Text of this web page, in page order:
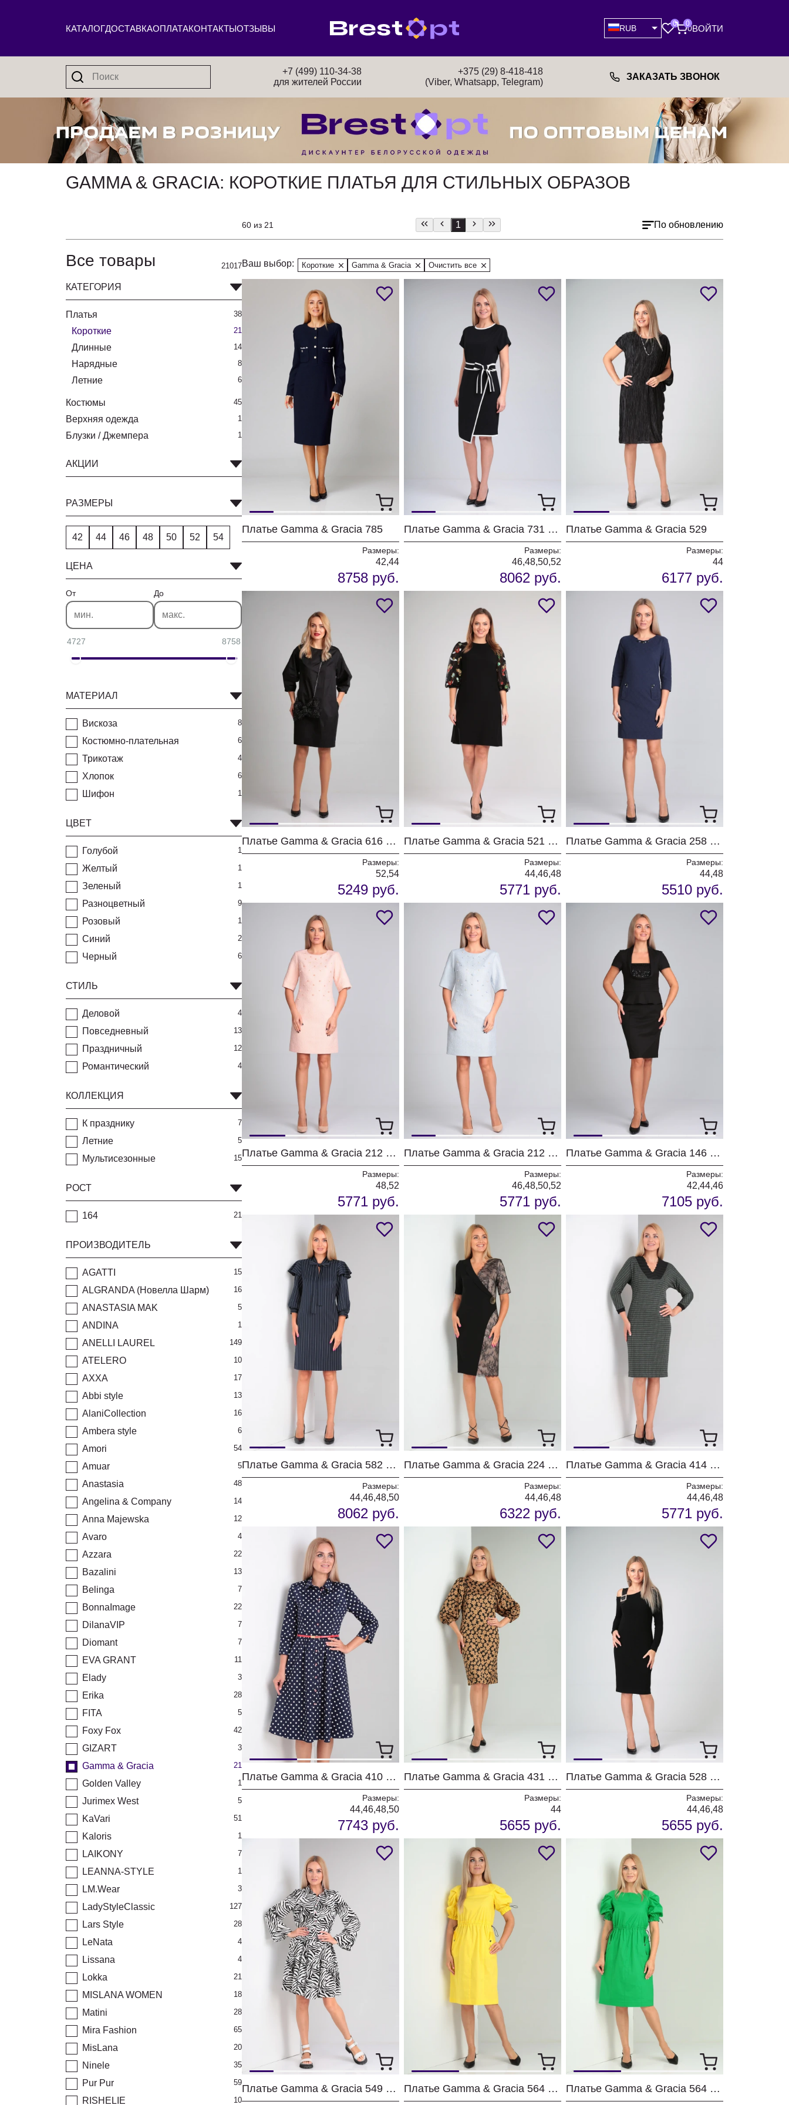
КАТАЛОГДОСТАВКАОПЛАТАКОНТАКТЫОТЗЫВЫ RUB
0 0
0ВОЙТИ
+7 (499) 110-34-38
для жителей России
+375 (29) 8-418-418
(Viber, Whatsapp, Telegram)
ЗАКАЗАТЬ ЗВОНОК
GAMMA & GRACIA: КОРОТКИЕ ПЛАТЬЯ ДЛЯ СТИЛЬНЫХ ОБРАЗОВ
60 из 21 По обновлению
1
Все товары 21017
КАТЕГОРИЯ
Платья 38
Короткие 21
Длинные 14
Нарядные 8
Летние 6
Костюмы 45
Верхняя одежда 1
Блузки / Джемпера 1
АКЦИИ
РАЗМЕРЫ
42 44 46 48 50 52 54
ЦЕНА
От До
4727 8758
МАТЕРИАЛ
Вискоза 8
Костюмно-плательная 6
Трикотаж 4
Хлопок 6
Шифон 1
ЦВЕТ
Голубой 1
Желтый 1
Зеленый 1
Разноцветный 9
Розовый 1
Синий 2
Черный 6
СТИЛЬ
Деловой 4
Повседневный 13
Праздничный 12
Романтический 4
КОЛЛЕКЦИЯ
К празднику 7
Летние 5
Мультисезонные 15
РОСТ
164 21
ПРОИЗВОДИТЕЛЬ
AGATTI 15
ALGRANDA (Новелла Шарм) 16
ANASTASIA MAK 5
ANDINA 1
ANELLI LAUREL 149
ATELERO 10
AXXA 17
Abbi style 13
AlaniCollection 16
Ambera style 6
Amori 54
Amuar 5
Anastasia 48
Angelina & Company 14
Anna Majewska 12
Avaro 4
Azzara 22
Bazalini 13
Belinga 7
BonnaImage 22
DilanaVIP 7
Diomant 7
EVA GRANT 11
Elady 3
Erika 28
FITA 5
Foxy Fox 42
GIZART 3
Gamma & Gracia 21
Golden Valley 1
Jurimex West 5
KaVari 51
Kaloris 1
LAIKONY 7
LEANNA-STYLE 1
LM.Wear 3
LadyStyleClassic 127
Lars Style 28
LeNata 4
Lissana 4
Lokka 21
MISLANA WOMEN 18
Matini 28
Mira Fashion 65
MisLana 20
Ninele 35
Pur Pur 59
RISHELIE 10
Ваш выбор: Короткие Gamma & Gracia Очистить все
Платье Gamma & Gracia 785
Размеры:
42,44
8758 руб.
Платье Gamma & Gracia 731 черный
Размеры:
46,48,50,52
8062 руб.
Платье Gamma & Gracia 529
Размеры:
44
6177 руб.
Платье Gamma & Gracia 616 черный
Размеры:
52,54
5249 руб.
Платье Gamma & Gracia 521 черный жуки бабочки
Размеры:
44,46,48
5771 руб.
Платье Gamma & Gracia 258 синий
Размеры:
44,48
5510 руб.
Платье Gamma & Gracia 212 нюд
Размеры:
48,52
5771 руб.
Платье Gamma & Gracia 212 голубой
Размеры:
46,48,50,52
5771 руб.
Платье Gamma & Gracia 146 черный
Размеры:
42,44,46
7105 руб.
Платье Gamma & Gracia 582 темно-синий белая полоска
Размеры:
44,46,48,50
8062 руб.
Платье Gamma & Gracia 224 черный телесный цветы
Размеры:
44,46,48
6322 руб.
Платье Gamma & Gracia 414 серо-зеленый черная клетка
Размеры:
44,46,48
5771 руб.
Платье Gamma & Gracia 410 синий белый горох
Размеры:
44,46,48,50
7743 руб.
Платье Gamma & Gracia 431 черный корица ромашка
Размеры:
44
5655 руб.
Платье Gamma & Gracia 528 черный
Размеры:
44,46,48
5655 руб.
Платье Gamma & Gracia 549 белый черная зебра Платье Gamma & Gracia 564 желтый Платье Gamma & Gracia 564 зеленый